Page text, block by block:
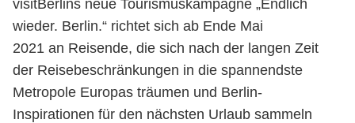
visitBerlins neue Tourismuskampagne „Endlich
wieder. Berlin.“ richtet sich ab Ende Mai
2021 an Reisende, die sich nach der langen Zeit
der Reisebeschränkungen in die spannendste
Metropole Europas träumen und Berlin-
Inspirationen für den nächsten Urlaub sammeln